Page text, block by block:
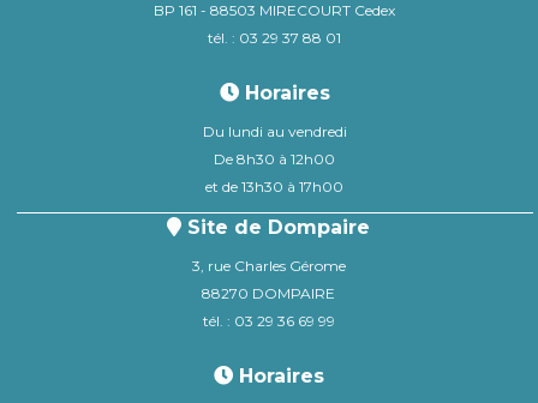
BP 161 - 88503 MIRECOURT Cedex
tél. : 03 29 37 88 01
Horaires
Du lundi au vendredi
De 8h30 à 12h00
et de 13h30 à 17h00
Site de Dompaire
3, rue Charles Gérome
88270 DOMPAIRE
tél. : 03 29 36 69 99
Horaires